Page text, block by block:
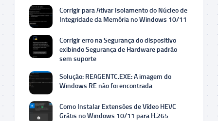
Corrigir para Ativar Isolamento do Núcleo de
Integridade da Memória no Windows 10/11
Corrigir erro na Segurança do dispositivo
exibindo Segurança de Hardware padrão
sem suporte
Solução: REAGENTC.EXE: A imagem do
Windows RE não foi encontrada
Como Instalar Extensões de Vídeo HEVC
Grátis no Windows 10/11 para H.265